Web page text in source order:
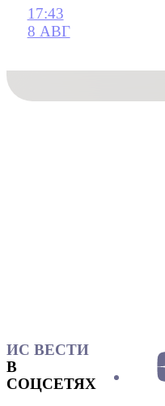
17:43
8 АВГ
ИС ВЕСТИ
В
СОЦСЕТЯХ